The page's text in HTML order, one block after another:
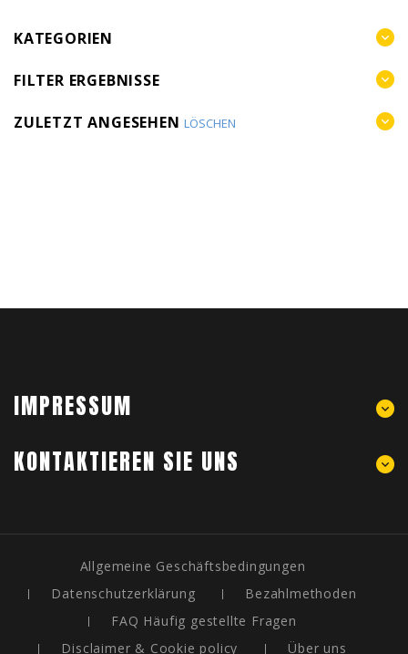
KATEGORIEN
FILTER ERGEBNISSE
ZULETZT ANGESEHENLÖSCHEN
IMPRESSUM
KONTAKTIEREN SIE UNS
Allgemeine Geschäftsbedingungen
Datenschutzerklärung
Bezahlmethoden
FAQ Häufig gestellte Fragen
Disclaimer & Cookie policy
Über uns